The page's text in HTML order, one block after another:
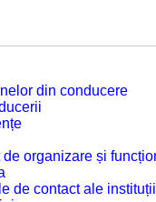
din conducere
organizare și
de contact ale